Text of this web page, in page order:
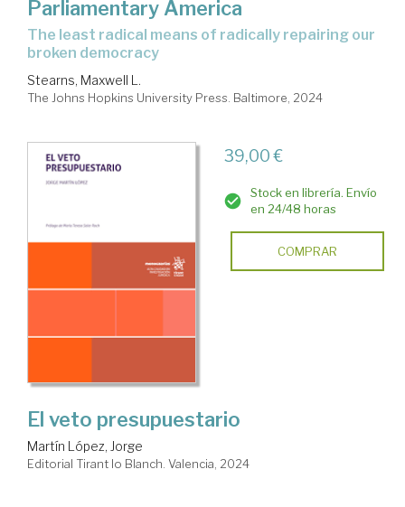
Parliamentary America
the least radical means of radically repairing our
broken democracy
Stearns, Maxwell L.
The Johns Hopkins University Press. Baltimore, 2024
39,00 €
Stock en librería. Envío
en 24/48 horas
COMPRAR
El veto presupuestario
Martín López, Jorge
Editorial Tirant lo Blanch. Valencia, 2024